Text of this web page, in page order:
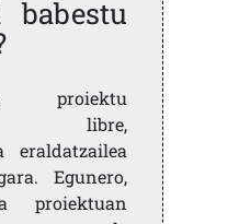
babestu
proiektu
libre,
eraldatzailea
Egunero,
proiektuan